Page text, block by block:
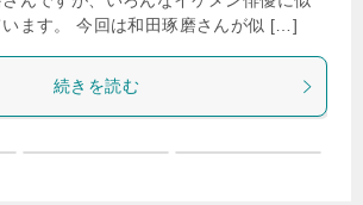
ます。 今回は和田琢磨さんが似 […]
続きを読む